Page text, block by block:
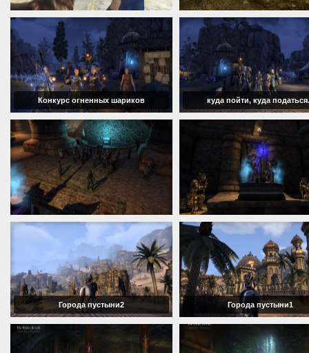
Конкурс огненных шариков куда пойти, куда
Города пустыни2 Города пустыни1